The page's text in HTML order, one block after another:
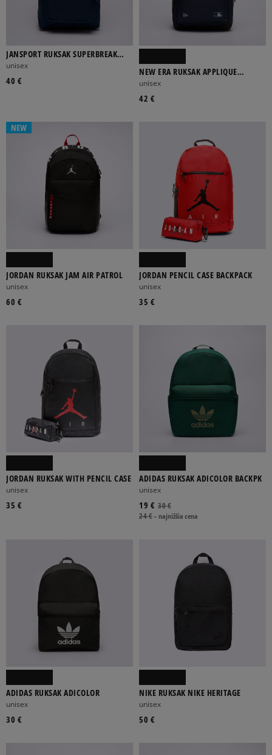
JANSPORT RUKSAK SUPERBREAK
ONE NAVY
unisex
40 €
NEW ERA RUKSAK APPLIQUE
DELAWARE NYY NEW YORK
YANKEES
unisex
42 €
NEW
JORDAN RUKSAK JAM AIR PATROL
unisex
60 €
JORDAN PENCIL CASE BACKPACK
unisex
35 €
JORDAN RUKSAK WITH PENCIL CASE
unisex
35 €
ADIDAS RUKSAK ADICOLOR BACKPK
unisex
30 €
19 €
24 €-najnižšia cena
ADIDAS RUKSAK ADICOLOR
unisex
30 €
NIKE RUKSAK NIKE HERITAGE
unisex
50 €